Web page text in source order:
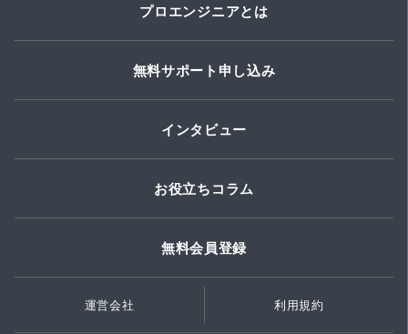
プロエンジニアとは
無料サポート申し込み
インタビュー
お役立ちコラム
無料会員登録
運営会社 利用規約